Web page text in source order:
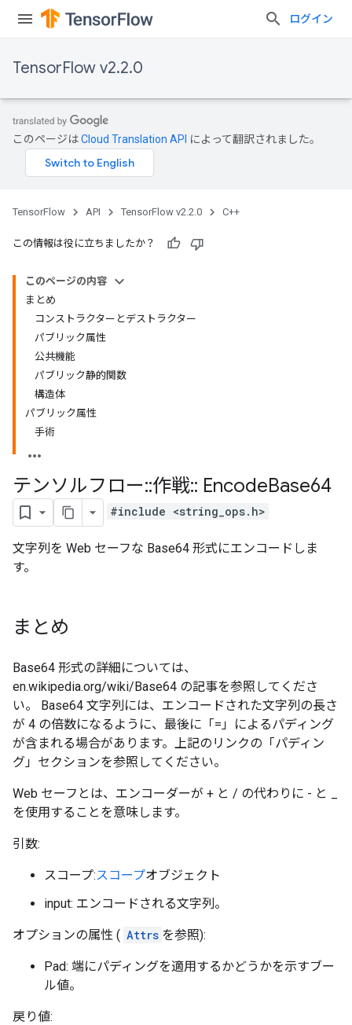
ログイン
TensorFlow v2.2.0
このページはCloud Translation API によって翻訳されました。
TensorFlow API TensorFlow v2.2.0 C++
この情報は役に立ちましたか？
このページの内容
まとめ
コンストラクターとデストラクター
パブリック属性
公共機能
パブリック静的関数
構造体
パブリック属性
手術
テンソルフロー::作戦:: EncodeBase64
#include <string_ops.h>
文字列を Web セーフな Base64 形式にエンコードしま
す。
まとめ
Base64 形式の詳細については、
en.wikipedia.org/wiki/Base64 の記事を参照してくださ
い。 Base64 文字列には、エンコードされた文字列の長さ
が 4 の倍数になるように、最後に「=」によるパディング
が含まれる場合があります。上記のリンクの「パディン
グ」セクションを参照してください。
Web セーフとは、エンコーダーが + と / の代わりに - と _
を使用することを意味します。
引数:
スコープ:スコープオブジェクト
input: エンコードされる文字列。
オプションの属性 ( Attrs を参照):
Pad: 端にパディングを適用するかどうかを示すブー
ル値。
戻り値: